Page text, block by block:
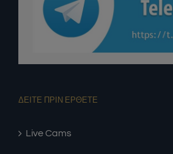
ΔΕΙΤΕ ΠΡΙΝ ΕΡΘΕΤΕ
Live Cams